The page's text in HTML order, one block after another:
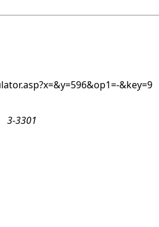
&key=9
3-3301